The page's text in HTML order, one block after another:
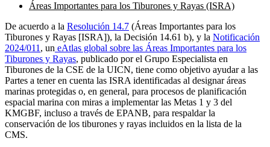
Áreas Importantes para los Tiburones y Rayas (ISRA)
De acuerdo a la Resolución 14.7 (Áreas Importantes para los
Tiburones y Rayas [ISRA]), la Decisión 14.61 b), y la Notificación
2024/011 , un eAtlas global sobre las Áreas Importantes para los
Tiburones y Rayas, publicado por el Grupo Especialista en
Tiburones de la CSE de la UICN, tiene como objetivo ayudar a las
Partes a tener en cuenta las ISRA identificadas al designar áreas
marinas protegidas o, en general, para procesos de planificación
espacial marina con miras a implementar las Metas 1 y 3 del
KMGBF, incluso a través de EPANB, para respaldar la
conservación de los tiburones y rayas incluidos en la lista de la
CMS.